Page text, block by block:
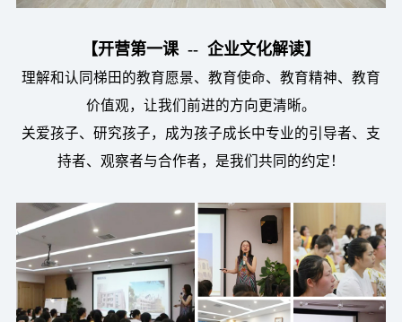
【开营第一课 -- 企业文化解读】
理解和认同梯田的教育愿景、教育使命、教育精神、教育
价值观，让我们前进的方向更清晰。
关爱孩子、研究孩子，成为孩子成长中专业的引导者、支
持者、观察者与合作者，是我们共同的约定！